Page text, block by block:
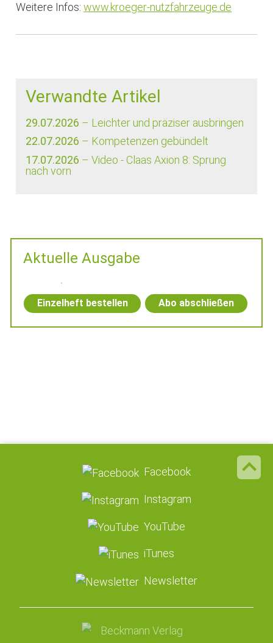
Weitere Infos:www.kroeger-nutzfahrzeuge.de
Verwandte Artikel
29.07.2026 – Leichter und präziser ausbringen
22.07.2026 – Kompetenzen gebündelt
17.07.2026 – Video - Claas Axion 8: Sprung
nach vorn
Aktuelle Ausgabe
Einzelheft bestellen Abo abschließen
Facebook
Instagram
YouTube
iTunes
Newsletter